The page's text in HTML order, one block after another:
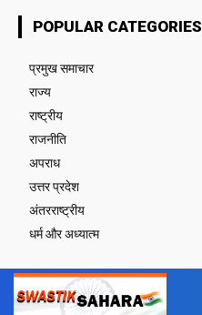
POPULAR CATEGORIES
प्रमुख समाचार‎
राज्य
राष्ट्रीय
राजनीति
अपराध
उत्तर प्रदेश
अंतरराष्ट्रीय
धर्म और अध्यात्म